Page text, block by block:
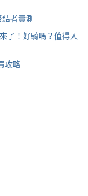
結者實測
了！好騎嗎？值得入
攻略